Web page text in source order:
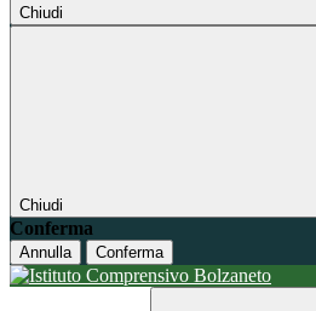
Chiudi
Chiudi
Conferma
Annulla Conferma